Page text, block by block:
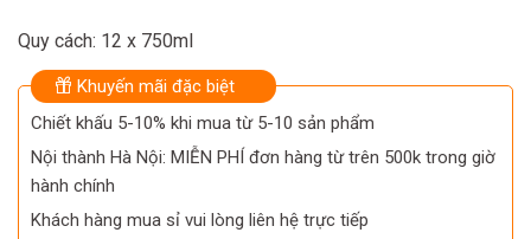
Quy cách: 12 x 750ml
Khuyến mãi đặc biệt
Chiết khấu 5-10% khi mua từ 5-10 sản phẩm
Nội thành Hà Nội: MIỄN PHÍ đơn hàng từ trên 500k trong giờ
hành chính
Khách hàng mua sỉ vui lòng liên hệ trực tiếp